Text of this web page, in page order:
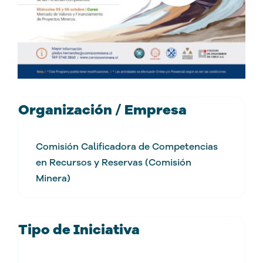
Organización / Empresa
Comisión Calificadora de Competencias
en Recursos y Reservas (Comisión
Minera)
Tipo de Iniciativa